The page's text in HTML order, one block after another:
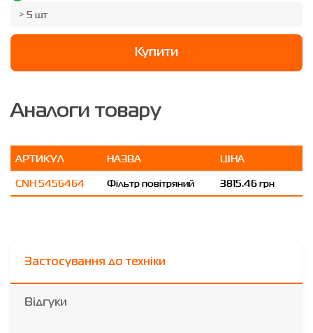
> 5 шт
Купити
Аналоги товару
АРТИКУЛ НАЗВА
ЦІНА
CNH 5456464
Фільтр повітряний 3815.46 грн
Застосування до техніки
Відгуки